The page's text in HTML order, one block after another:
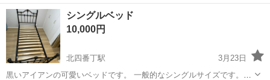
カー通勤OK＆工場敷地内に無料駐車場あり 人気の工場のお仕事 ◇空
気圧制御機器（シリンダ、バルブ等）の製造・組立、検査、梱包、入
出荷業務◇ ＊大手メーカー...
岩手 釜石市 釜石駅 その他
シングルベッド
10,000円
北四番丁駅
3月23日
黒いアイアンの可愛いベッドです。 一般的なシングルサイズです。